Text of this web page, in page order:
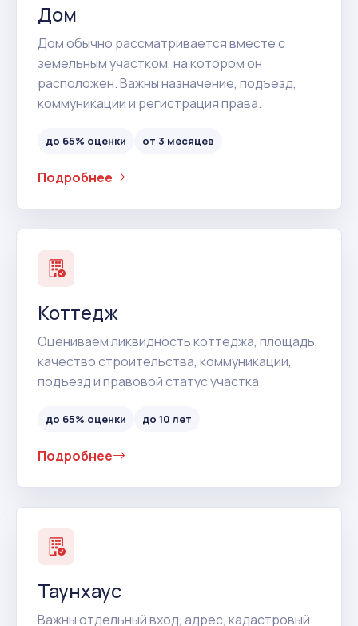
Дом
Дом обычно рассматривается вместе с
земельным участком, на котором он
расположен. Важны назначение, подъезд,
коммуникации и регистрация права.
до 65% оценки от 3 месяцев
Подробнее
Коттедж
Оцениваем ликвидность коттеджа, площадь,
качество строительства, коммуникации,
подъезд и правовой статус участка.
до 65% оценки до 10 лет
Подробнее
Таунхаус
Важны отдельный вход, адрес, кадастровый